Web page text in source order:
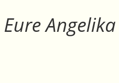
Eure Angelika